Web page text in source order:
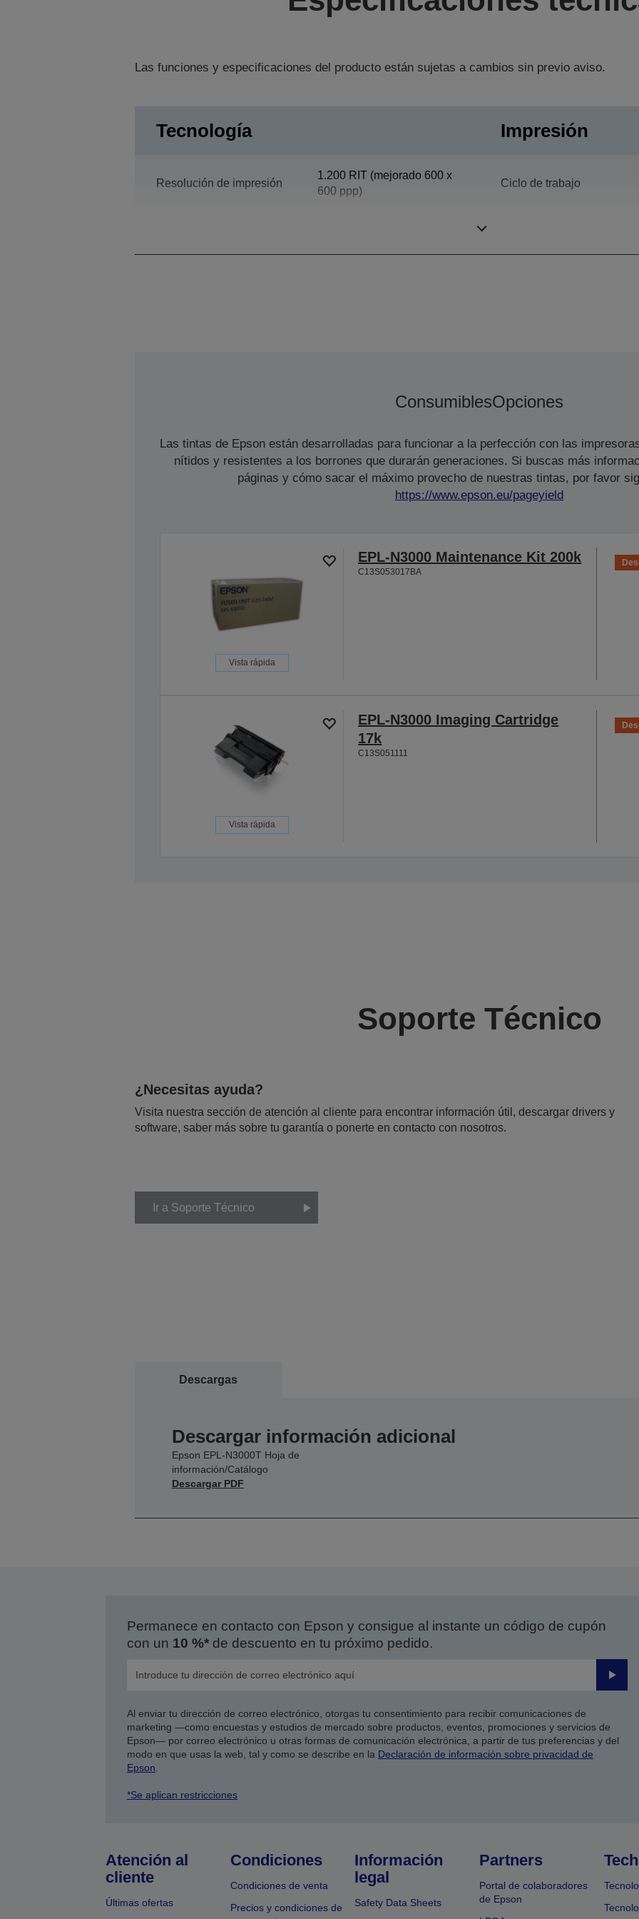
Las funciones y especificaciones del producto están sujetas a cambios sin previo aviso.
Tecnología
Resolución de impresión
1.200 RIT (mejorado 600 x
600 ppp)
Impresión
Ciclo de trabajo
ConsumiblesOpciones
Las tintas de Epson están desarrolladas para funcionar a la perfección con las
nítidos y resistentes a los borrones que durarán generaciones. Si buscas más
páginas y cómo sacar el máximo provecho de nuestras tintas, por favor
https://www.epson.eu/pageyield
Vista rápida
EPL-N3000 Maintenance Kit 200k
C13S053017BA
Vista rápida
EPL-N3000 Imaging Cartridge
17k
C13S051111
Soporte Técnico
¿Necesitas ayuda?
Visita nuestra sección de atención al cliente para encontrar información útil, descargar drivers y
software, saber más sobre tu garantía o ponerte en contacto con nosotros.
Ir a Soporte Técnico
Descargas
Descargar información adicional
Epson EPL-N3000T Hoja de
información/Catálogo
Descargar PDF
Permanece en contacto con Epson y consigue al instante un código de cupón
con un 10 %*de descuento en tu próximo pedido.
Enviar
Al enviar tu dirección de correo electrónico, otorgas tu consentimiento para recibir comunicaciones de
marketing —como encuestas y estudios de mercado sobre productos, eventos, promociones y servicios de
Epson— por correo electrónico u otras formas de comunicación electrónica, a partir de tus preferencias y del
modo en que usas la web, tal y como se describe en la Declaración de información sobre privacidad de
Epson
*Se aplican restricciones
Atención al
cliente
Últimas ofertas
Condiciones
Condiciones de venta
Precios y condiciones de
Información
legal
Safety Data Sheets
Partners
Portal de colaboradores
de Epson